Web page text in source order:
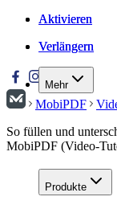
Aktivieren
Verlängern
Mehr
Aktivieren
Verlängern
MobiPDF
So füllen und
MobiPDF (Video-
Produkte